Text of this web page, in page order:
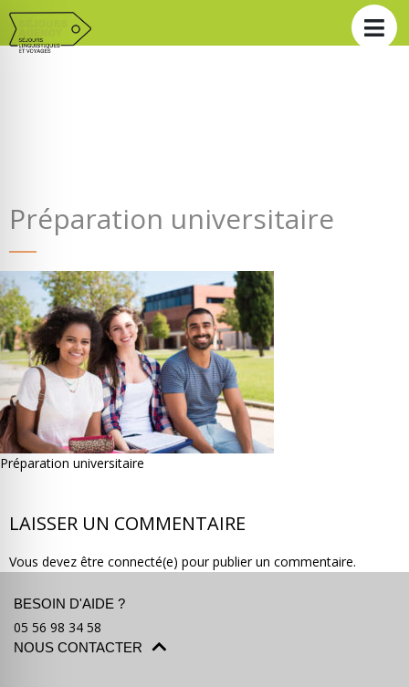
Préparation universitaire
Préparation universitaire
LAISSER UN COMMENTAIRE
Vous devez être connecté(e) pour publier un commentaire.
BESOIN D'AIDE ?
05 56 98 34 58
NOUS CONTACTER
partir ? Devis & contact